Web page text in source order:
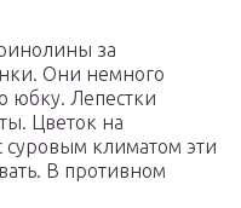
за
Они немного
Лепестки
Цветок на
суровым климатом эти
В противном